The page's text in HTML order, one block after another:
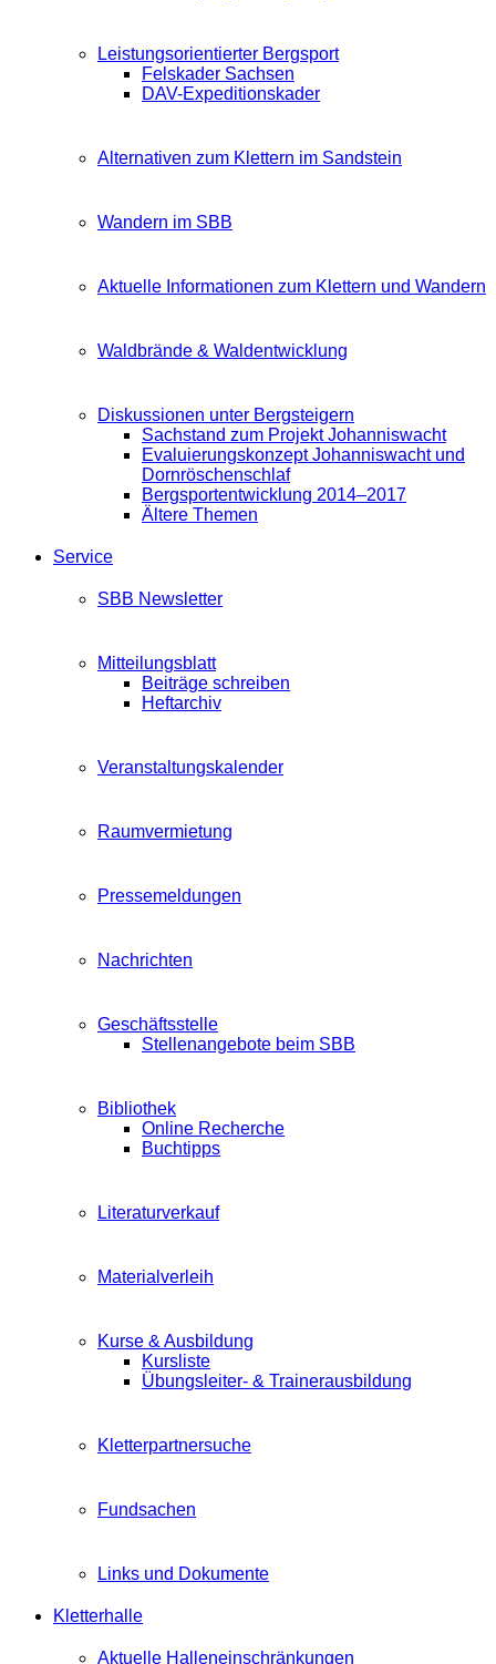
Leistungsorientierter Bergsport
Felskader Sachsen
DAV-Expeditionskader
Alternativen zum Klettern im Sandstein
Wandern im SBB
Aktuelle Informationen zum Klettern und Wandern
Waldbrände & Waldentwicklung
Diskussionen unter Bergsteigern
Sachstand zum Projekt Johanniswacht
Evaluierungskonzept Johanniswacht und
Dornröschenschlaf
Bergsportentwicklung 2014–2017
Ältere Themen
Service
SBB Newsletter
Mitteilungsblatt
Beiträge schreiben
Heftarchiv
Veranstaltungskalender
Raumvermietung
Pressemeldungen
Nachrichten
Geschäftsstelle
Stellenangebote beim SBB
Bibliothek
Online Recherche
Buchtipps
Literaturverkauf
Materialverleih
Kurse & Ausbildung
Kursliste
Übungsleiter- & Trainerausbildung
Kletterpartnersuche
Fundsachen
Links und Dokumente
Kletterhalle
Aktuelle Halleneinschränkungen